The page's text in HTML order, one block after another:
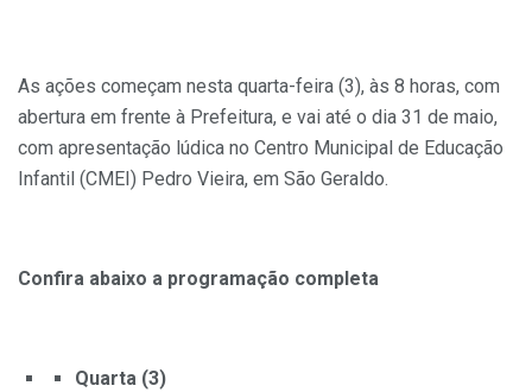
As ações começam nesta quarta-feira (3), às 8 horas, com
abertura em frente à Prefeitura, e vai até o dia 31 de maio,
com apresentação lúdica no Centro Municipal de Educação
Infantil (CMEI) Pedro Vieira, em São Geraldo.
Confira abaixo a programação completa
Quarta (3)